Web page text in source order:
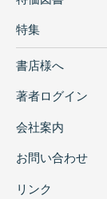
特集
書店様へ
著者ログイン
会社案内
お問い合わせ
リンク